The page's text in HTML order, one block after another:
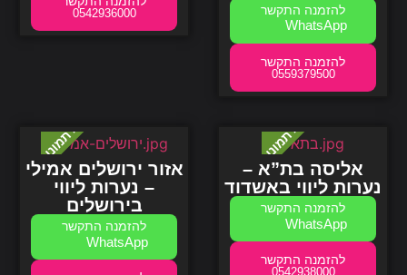
0542936000
WhatsApp
0559379500
אזור ירושלים אמילי
– נערות ליווי
בירושלים
WhatsApp
אליסה בת”א –
נערות ליווי באשדוד
WhatsApp
0542938000